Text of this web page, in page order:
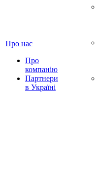
Про нас
Про
компанію
Партнери
в Україні